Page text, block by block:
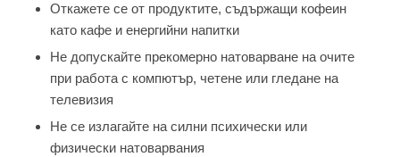
Откажете се от продуктите, съдържащи кофеин
като кафе и енергийни напитки
Не допускайте прекомерно натоварване на очите
при работа с компютър, четене или гледане на
телевизия
Не се излагайте на силни психически или
физически натоварвания